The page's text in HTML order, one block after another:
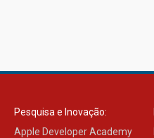
Pesquisa e Inovação:
Apple Developer Academy